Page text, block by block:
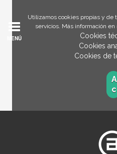
Utilizamos cookies propias y de
servicios. Más información
Cookies
Cookies
Cookies de
MENÚ